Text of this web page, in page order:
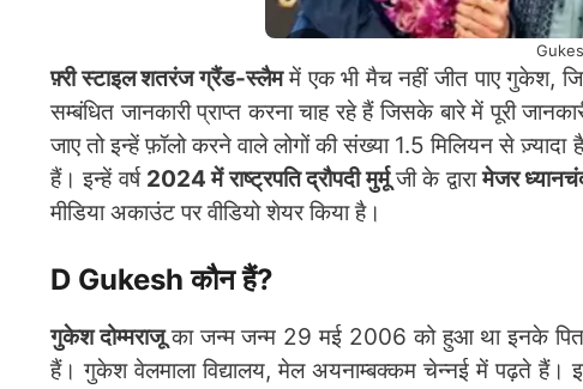
फ़्री स्टाइल शतरंज ग्रैंड-स्लैममें एक भी मैच नहीं जीत पाए गुकेश,
सम्बंधित जानकारी प्राप्त करना चाह रहे हैं जिसके बारे में पूरी
जाए तो इन्हें फ़ॉलो करने वाले लोगों की संख्या 1.5 मिलियन से
हैं। इन्हें वर्ष 2024 में राष्ट्रपति द्रौपदी मुर्मूजी के द्वारामेजर
मीडिया अकाउंट पर वीडियो शेयर किया है।
D Gukesh कौन हैं?
गुकेश दोम्मराजूका जन्म जन्म 29 मई 2006 को हुआ था इनके पिता
हैं। गुकेश वेलमाला विद्यालय, मेल अयनाम्बक्कम चेन्नई में पढ़ते